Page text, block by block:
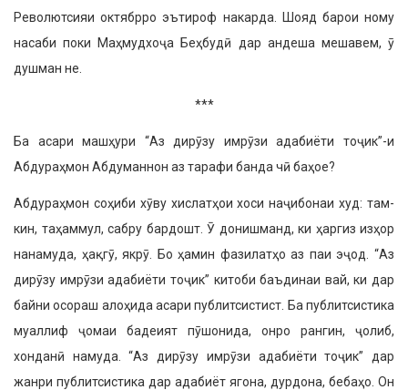
Револютсияи октябрро эътироф накарда. Шояд барои ному
насаби поки Маҳмудхоҷа Беҳбудӣ дар ан­деша мешавем, ӯ
душман не.
***
Ба асари машҳури “Аз дирӯзу имрӯзи адабиёти тоҷик”-и
Абдураҳ­мон Абдуманнон аз тарафи банда чӣ баҳое?
Абдураҳмон соҳиби хӯву хи­слатҳои хоси наҷибонаи худ: там­
кин, таҳаммул, сабру бардошт. Ӯ до­нишманд, ки ҳаргиз изҳор
нанамуда, ҳақгӯ, якрӯ. Бо ҳамин фазилатҳо аз паи эҷод. “Аз
дирӯзу имрӯзи ада­биёти тоҷик” китоби баъдинаи вай, ки дар
байни осораш алоҳида асари публитсистист. Ба публитсистика
муаллиф ҷомаи бадеият пӯшонида, онро рангин, ҷолиб,
хонданӣ на­муда. “Аз дирӯзу имрӯзи адабиёти тоҷик” дар
жанри публитсистика дар адабиёт ягона, дурдона, бебаҳо. Он